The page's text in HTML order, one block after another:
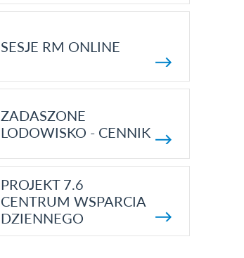
SESJE RM ONLINE
ZADASZONE
LODOWISKO - CENNIK
PROJEKT 7.6
CENTRUM WSPARCIA
DZIENNEGO